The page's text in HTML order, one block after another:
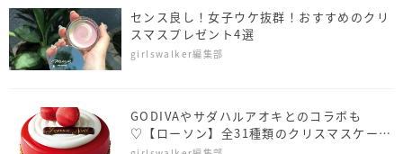
センス良し！女子ウケ抜群！おすすめのクリ
スマスプレゼント4選
girlswalker編集部
GODIVAやサダハルアオキとのコラボも
♡【ローソン】全31種類のクリスマスケーキ
がお目見え